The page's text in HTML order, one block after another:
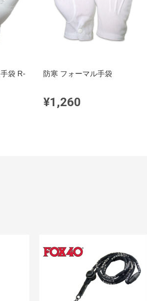
袋 R-
防寒 フォーマル手袋
¥1,260